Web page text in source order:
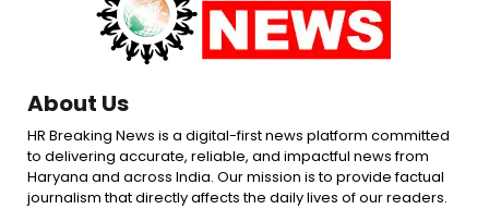
About Us
HR Breaking News is a digital-first news platform committed
to delivering accurate, reliable, and impactful news from
Haryana and across India. Our mission is to provide factual
journalism that directly affects the daily lives of our readers.